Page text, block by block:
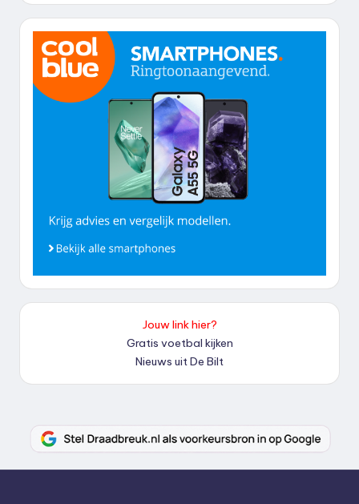
Jouw link hier?
Gratis voetbal kijken
Nieuws uit De Bilt